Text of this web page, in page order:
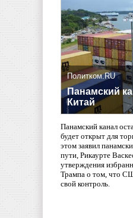
Политком.RU
Панамский
Китай
Панамский канал
будет открыт для
этом заявил
пути, Рикаурте
утверждения
Трампа о том, что
свой контроль.